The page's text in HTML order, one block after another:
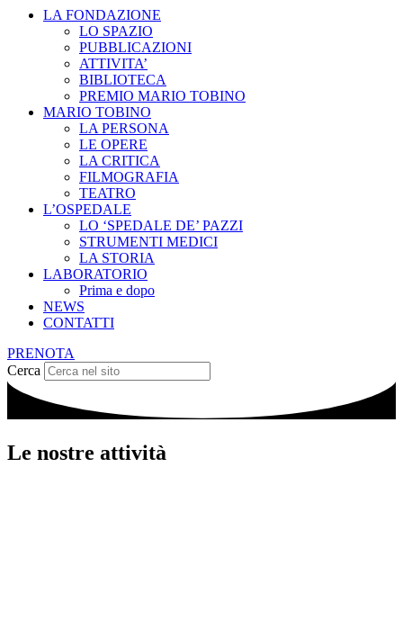
LA FONDAZIONE
LO SPAZIO
PUBBLICAZIONI
ATTIVITA’
BIBLIOTECA
PREMIO MARIO TOBINO
MARIO TOBINO
LA PERSONA
LE OPERE
LA CRITICA
FILMOGRAFIA
TEATRO
L’OSPEDALE
LO ‘SPEDALE DE’ PAZZI
STRUMENTI MEDICI
LA STORIA
LABORATORIO
Prima e dopo
NEWS
CONTATTI
PRENOTA
Cerca
Le nostre attività